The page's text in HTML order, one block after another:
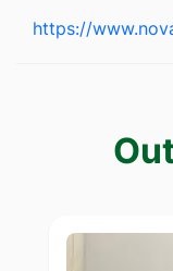
https://